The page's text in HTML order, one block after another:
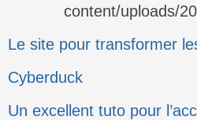
content/uploads/
Le site pour transformer
Cyberduck
Un excellent tuto pour